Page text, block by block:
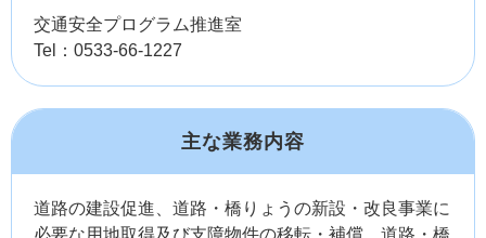
交通安全プログラム推進室
Tel：0533-66-1227
主な業務内容
道路の建設促進、道路・橋りょうの新設・改良事業に